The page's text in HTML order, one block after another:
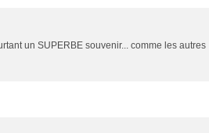
un SUPERBE souvenir... comme les autres